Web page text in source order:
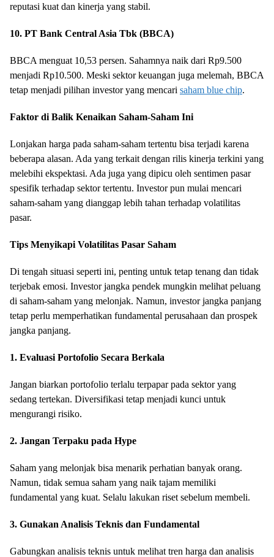
reputasi kuat dan kinerja yang stabil.
10. PT Bank Central Asia Tbk (BBCA)
BBCA menguat 10,53 persen. Sahamnya naik dari Rp9.500
menjadi Rp10.500. Meski sektor keuangan juga melemah, BBCA
tetap menjadi pilihan investor yang mencari saham blue chip.
Faktor di Balik Kenaikan Saham-Saham Ini
Lonjakan harga pada saham-saham tertentu bisa terjadi karena
beberapa alasan. Ada yang terkait dengan rilis kinerja terkini yang
melebihi ekspektasi. Ada juga yang dipicu oleh sentimen pasar
spesifik terhadap sektor tertentu. Investor pun mulai mencari
saham-saham yang dianggap lebih tahan terhadap volatilitas
pasar.
Tips Menyikapi Volatilitas Pasar Saham
Di tengah situasi seperti ini, penting untuk tetap tenang dan tidak
terjebak emosi. Investor jangka pendek mungkin melihat peluang
di saham-saham yang melonjak. Namun, investor jangka panjang
tetap perlu memperhatikan fundamental perusahaan dan prospek
jangka panjang.
1. Evaluasi Portofolio Secara Berkala
Jangan biarkan portofolio terlalu terpapar pada sektor yang
sedang tertekan. Diversifikasi tetap menjadi kunci untuk
mengurangi risiko.
2. Jangan Terpaku pada Hype
Saham yang melonjak bisa menarik perhatian banyak orang.
Namun, tidak semua saham yang naik tajam memiliki
fundamental yang kuat. Selalu lakukan riset sebelum membeli.
3. Gunakan Analisis Teknis dan Fundamental
Gabungkan analisis teknis untuk melihat tren harga dan analisis